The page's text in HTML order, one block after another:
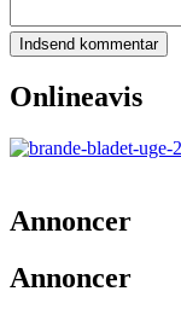
Onlineavis
Annoncer
Annoncer